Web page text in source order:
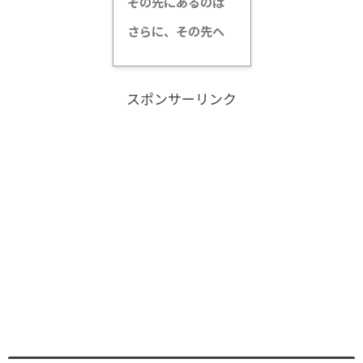
さらに、その先へ
スポンサーリンク